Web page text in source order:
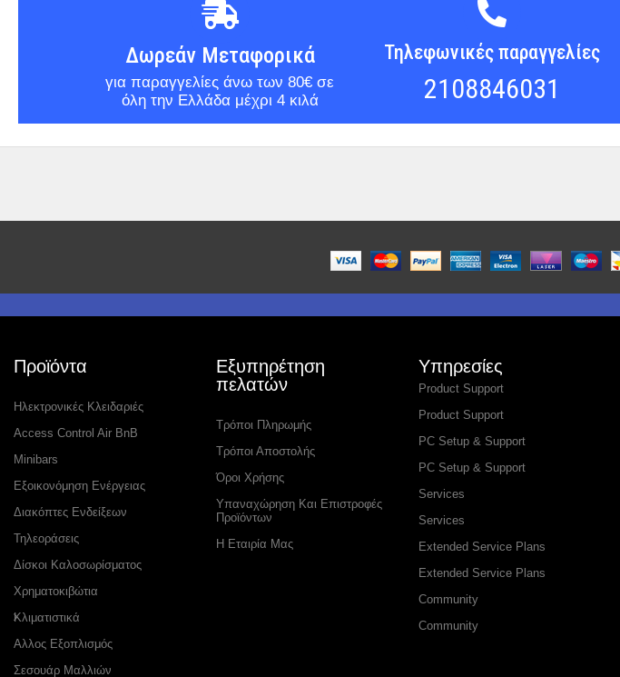
Δωρεάν Μεταφορικά
για παραγγελίες άνω των 80€ σε
όλη την Ελλάδα μέχρι 4 κιλά
Τηλεφωνικές παραγγελίες
2108846031
Προϊόντα
Ηλεκτρονικές Κλειδαριές
Access Control Air BnB
Minibars
Εξοικονόμηση Ενέργειας
Διακόπτες Ενδείξεων
Τηλεοράσεις
Δίσκοι Καλοσωρίσματος
Χρηματοκιβώτια
Κλιματιστικά
Αλλος Εξοπλισμός
Σεσουάρ Μαλλιών
Εξυπηρέτηση
πελατών
Τρόποι Πληρωμής
Τρόποι Αποστολής
Όροι Χρήσης
Υπαναχώρηση Και Επιστροφές
Προϊόντων
Η Εταιρία Μας
Υπηρεσίες
Product Support
Product Support
PC Setup & Support
PC Setup & Support
Services
Services
Extended Service Plans
Extended Service Plans
Community
Community